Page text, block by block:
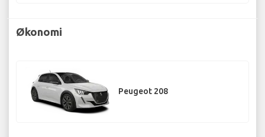
Økonomi
Peugeot 208